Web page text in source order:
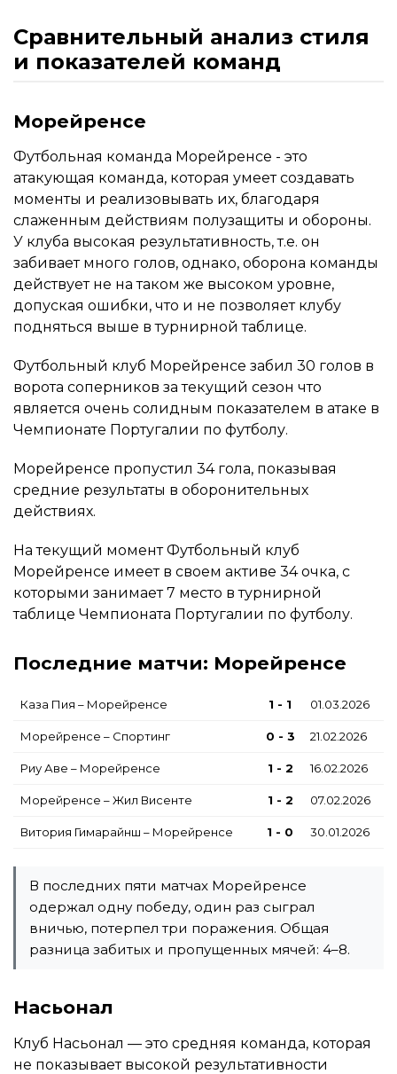
Сравнительный анализ стиля
и показателей команд
Морейренсе
Футбольная команда Морейренсе - это
атакующая команда, которая умеет создавать
моменты и реализовывать их, благодаря
слаженным действиям полузащиты и обороны.
У клуба высокая результативность, т.е. он
забивает много голов, однако, оборона команды
действует не на таком же высоком уровне,
допуская ошибки, что и не позволяет клубу
подняться выше в турнирной таблице.
Футбольный клуб Морейренсе забил 30 голов в
ворота соперников за текущий сезон что
является очень солидным показателем в атаке в
Чемпионате Португалии по футболу.
Морейренсе пропустил 34 гола, показывая
средние результаты в оборонительных
действиях.
На текущий момент Футбольный клуб
Морейренсе имеет в своем активе 34 очка, с
которыми занимает 7 место в турнирной
таблице Чемпионата Португалии по футболу.
Последние матчи: Морейренсе
Каза Пия – Морейренсе 1 - 1 01.03.2026
Морейренсе – Спортинг 0 - 3 21.02.2026
Риу Аве – Морейренсе 1 - 2 16.02.2026
Морейренсе – Жил Висенте 1 - 2 07.02.2026
Витория Гимарайнш – Морейренсе 1 - 0 30.01.2026
В последних пяти матчах Морейренсе
одержал одну победу, один раз сыграл
вничью, потерпел три поражения. Общая
разница забитых и пропущенных мячей: 4–8.
Насьонал
Клуб Насьонал — это средняя команда, которая
не показывает высокой результативности